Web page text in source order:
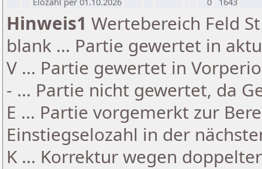
Hinweis1 Wertebereich Feld
blank ... Partie gewertet in
V ... Partie gewertet in
- ... Partie nicht gewertet, da
E ... Partie vorgemerkt zur
Einstiegselozahl in der
K ... Korrektur wegen